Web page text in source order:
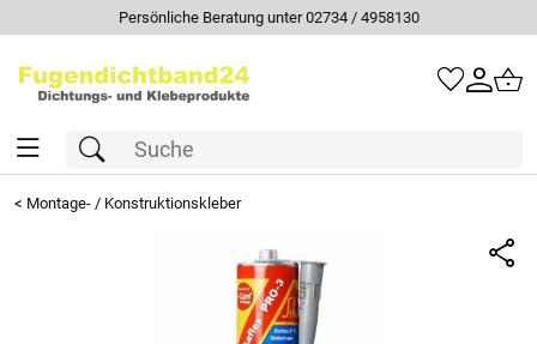
Persönliche Beratung unter 02734 / 4958130
< Montage- / Konstruktionskleber